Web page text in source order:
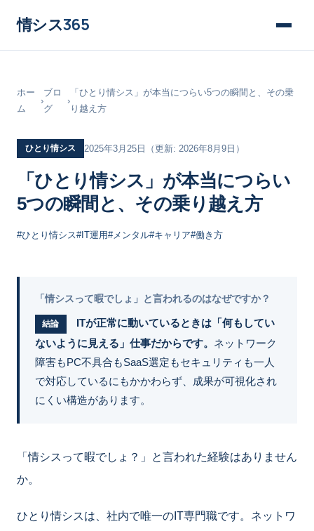
情シス365
ホー
ム
›
ブロ
グ
›
「ひとり情シス」が本当につらい5つの瞬間と、その乗
り越え方
ひとり情シス 2025年3月25日 （更新: 2026年8月9日）
「ひとり情シス」が本当につらい
5つの瞬間と、その乗り越え方
#ひとり情シス#IT運用#メンタル#キャリア#働き方
「情シスって暇でしょ」と言われるのはなぜですか？
結論
ITが正常に動いているときは「何もしてい
ないように見える」仕事だからです。 ネットワーク
障害もPC不具合もSaaS選定もセキュリティも一人
で対応しているにもかかわらず、成果が可視化され
にくい構造があります。
「情シスって暇でしょ？」と言われた経験はありません
か。
ひとり情シスは、社内で唯一のIT専門職です。ネットワ